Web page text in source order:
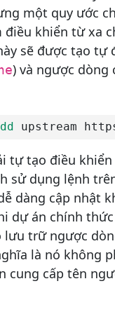
một quy ước
điều khiển từ xa
sẽ được tạo tự
) và ngược
upstream
tự tạo điều
sử dụng lệnh
dàng cập nhật
dự án chính
lưu trữ ngược
là nó không
cung cấp tên